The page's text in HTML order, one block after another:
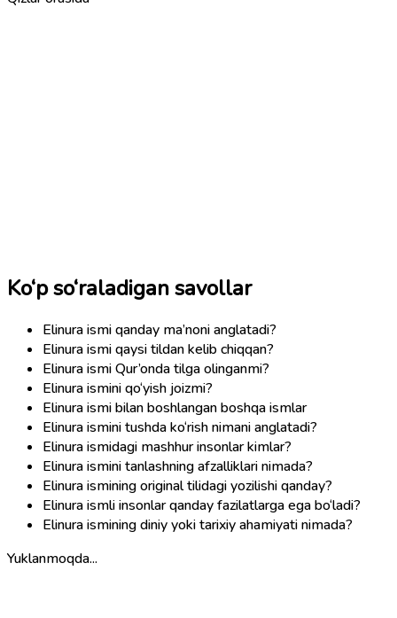
Ko‘p so‘raladigan savollar
Elinura ismi qanday ma’noni anglatadi?
Elinura ismi qaysi tildan kelib chiqqan?
Elinura ismi Qur’onda tilga olinganmi?
Elinura ismini qo‘yish joizmi?
Elinura ismi bilan boshlangan boshqa ismlar
Elinura ismini tushda ko‘rish nimani anglatadi?
Elinura ismidagi mashhur insonlar kimlar?
Elinura ismini tanlashning afzalliklari nimada?
Elinura ismining original tilidagi yozilishi qanday?
Elinura ismli insonlar qanday fazilatlarga ega bo‘ladi?
Elinura ismining diniy yoki tarixiy ahamiyati nimada?
Yuklanmoqda...